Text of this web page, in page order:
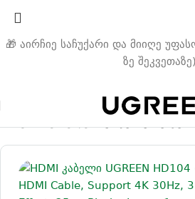
🎁 აირჩიე საჩუქარი და მიიღე
ზე შეკვეთაზე)